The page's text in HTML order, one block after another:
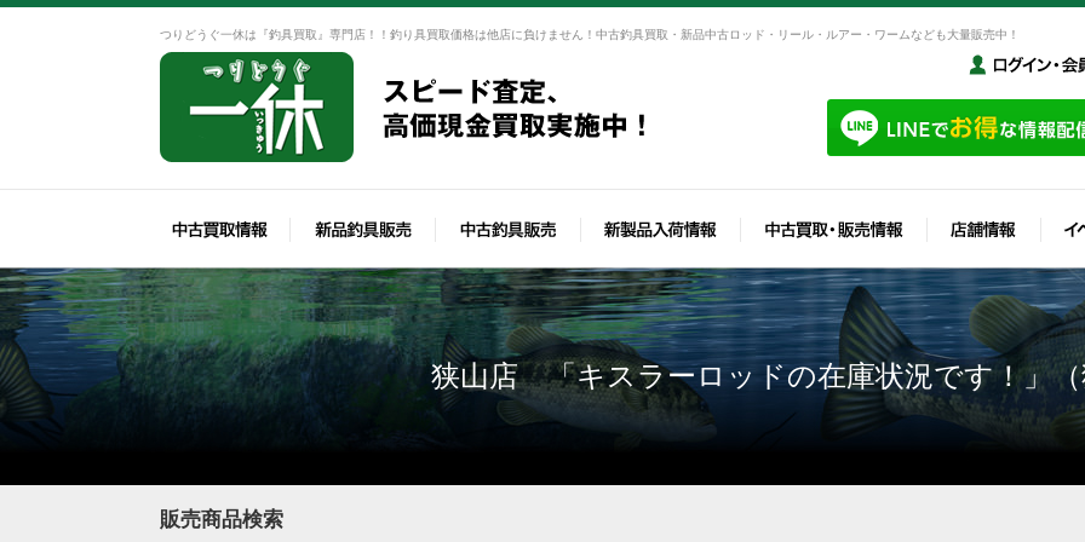
つりどうぐ一休は『釣具買取』専門店！！釣り具買取価格は他店に負けません！中古釣具買取・新品中古ロッド・リール・ルアー・ワームなども大量販売中！
狭山店 「キスラーロッドの在庫状況です！」（
販売商品検索